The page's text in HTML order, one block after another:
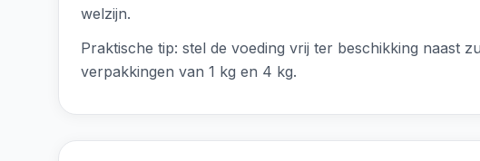
welzijn.
Praktische tip: stel de voeding vrij ter beschikking naast
verpakkingen van 1 kg en 4 kg.